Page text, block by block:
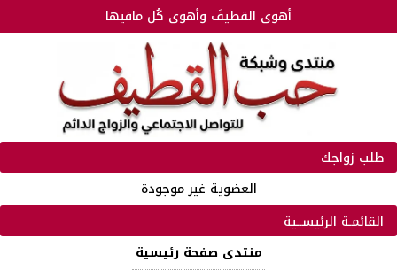
أهوى القطيفَ وأهوى كُل مافيها
طلب زواجك
العضوية غير موجودة
القائمـة الرئيســية
منتدى صفحة رئيسية